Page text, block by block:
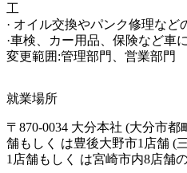
工
· オイル交換やパンク修理など
·車検、カー用品、保険など車
変更範囲:管理部門、営業部門
就業場所
〒870-0034 大分本社 (大分市
舗もしく は豊後大野市1店舗 (
1店舗もしく は宮崎市内8店舗